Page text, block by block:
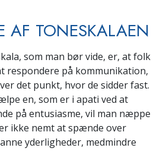
AF TONESKALAEN
som man bør vide, er, at folk
respondere på kommunikation,
det punkt, hvor de sidder fast.
en, som er i apati ved at
på entusiasme, vil man næppe
ikke nemt at spænde over
yderligheder, medmindre